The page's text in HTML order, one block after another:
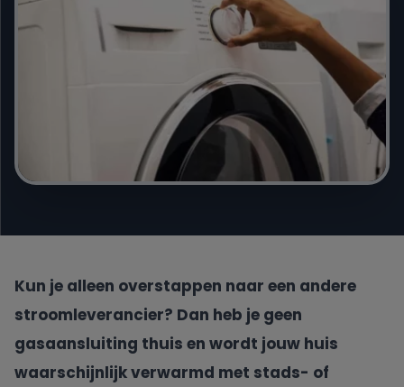
Innova Energie
Mega
Kun je alleen overstappen naar een andere
stroomleverancier? Dan heb je geen
gasaansluiting thuis en wordt jouw huis
waarschijnlijk verwarmd met stads- of